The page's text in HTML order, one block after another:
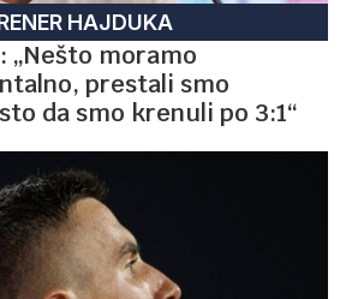
HAJDUKA
„Nešto moramo
prestali smo
da smo krenuli po 3:1“